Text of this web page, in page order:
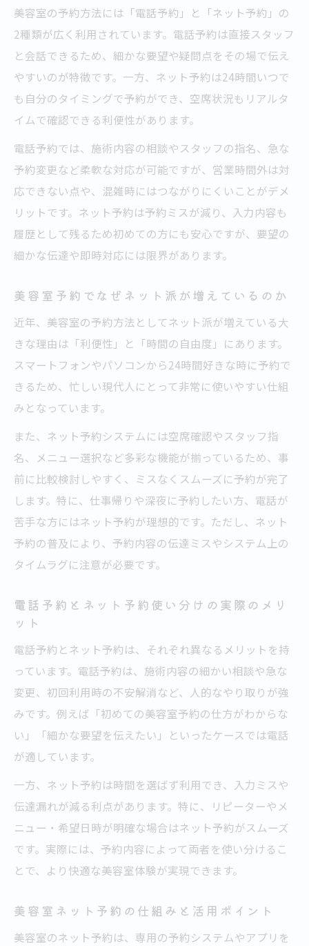
美容室の予約方法には「電話予約」と「ネット予約」の
2種類が広く利用されています。電話予約は直接スタッフ
と会話できるため、細かな要望や疑問点をその場で伝え
やすいのが特徴です。一方、ネット予約は24時間いつで
も自分のタイミングで予約ができ、空席状況もリアルタ
イムで確認できる利便性があります。
電話予約では、施術内容の相談やスタッフの指名、急な
予約変更など柔軟な対応が可能ですが、営業時間外は対
応できない点や、混雑時にはつながりにくいことがデメ
リットです。ネット予約は予約ミスが減り、入力内容も
履歴として残るため初めての方にも安心ですが、要望の
細かな伝達や即時対応には限界があります。
美容室予約でなぜネット派が増えているのか
近年、美容室の予約方法としてネット派が増えている大
きな理由は「利便性」と「時間の自由度」にあります。
スマートフォンやパソコンから24時間好きな時に予約で
きるため、忙しい現代人にとって非常に使いやすい仕組
みとなっています。
また、ネット予約システムには空席確認やスタッフ指
名、メニュー選択など多彩な機能が揃っているため、事
前に比較検討しやすく、ミスなくスムーズに予約が完了
します。特に、仕事帰りや深夜に予約したい方、電話が
苦手な方にはネット予約が理想的です。ただし、ネット
予約の普及により、予約内容の伝達ミスやシステム上の
タイムラグに注意が必要です。
電話予約とネット予約使い分けの実際のメリ
ット
電話予約とネット予約は、それぞれ異なるメリットを持
っています。電話予約は、施術内容の細かい相談や急な
変更、初回利用時の不安解消など、人的なやり取りが強
みです。例えば「初めての美容室予約の仕方がわからな
い」「細かな要望を伝えたい」といったケースでは電話
が適しています。
一方、ネット予約は時間を選ばず利用でき、入力ミスや
伝達漏れが減る利点があります。特に、リピーターやメ
ニュー・希望日時が明確な場合はネット予約がスムーズ
です。実際には、予約内容によって両者を使い分けるこ
とで、より快適な美容室体験が実現できます。
美容室ネット予約の仕組みと活用ポイント
美容室のネット予約は、専用の予約システムやアプリを